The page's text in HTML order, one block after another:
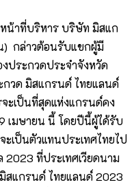
หน้าที่บริหาร บริษัท มิสแก
) กล่าวต้อนรับแขกผู้มี
ประกวดประจำจังหวัด
กวด มิสแกรนด์ ไทยแลนด์
ะเป็นที่สุดแห่งแกรนด์คง
เมษายน นี้ โดยปีนี้ผู้ได้รับ
เป็นตัวแทนประเทศไทยไป
ที่ประเทศเวียดนาม
สแกรนด์ ไทยแลนด์ 2023